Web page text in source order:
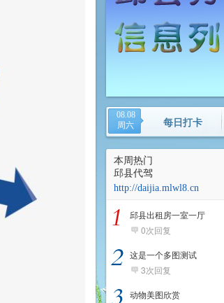
08.08
周六
每日打卡
本周热门
邱县代驾
http://daijia.mlwl8.cn
邱县出租房一室一厅
0次回复
这是一个多图测试
3次回复
动物美图欣赏